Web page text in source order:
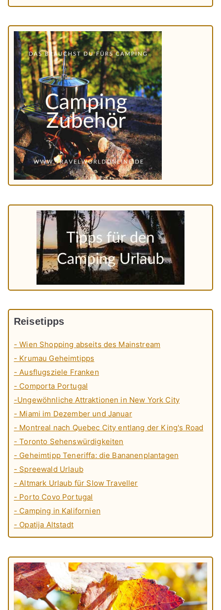
Reisetipps
- Wien Shopping abseits des Mainstream
- Krumau Geheimtipps
- Ausflugsziele Franken
- Comporta Portugal
-Ungewöhnliche Attraktionen in New York City
- Miami im Dezember und Januar
- Montreal nach Quebec City entlang der King's Road
- Toronto Sehenswürdigkeiten
- Geheimtipp Teneriffa: die Bananenplantagen
- Spreewald Urlaub
- Altmark Urlaub für Slow Traveller
- Porto Covo Portugal
- Camping in Kalifornien
- Opatija Altstadt